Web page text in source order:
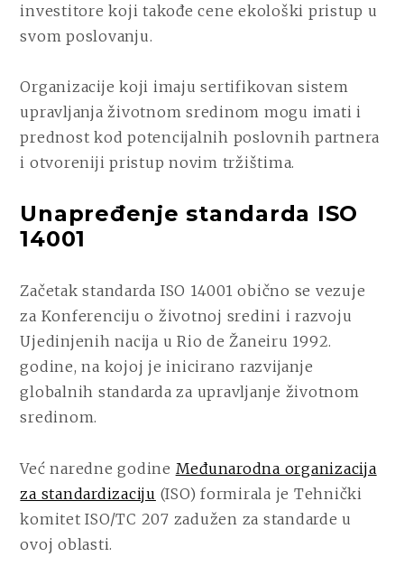
investitore koji takođe cene ekološki pristup u
svom poslovanju.
Organizacije koji imaju sertifikovan sistem
upravljanja životnom sredinom mogu imati i
prednost kod potencijalnih poslovnih partnera
i otvoreniji pristup novim tržištima.
Unapređenje standarda ISO
14001
Začetak standarda ISO 14001 obično se vezuje
za Konferenciju o životnoj sredini i razvoju
Ujedinjenih nacija u Rio de Žaneiru 1992.
godine, na kojoj je inicirano razvijanje
globalnih standarda za upravljanje životnom
sredinom.
Već naredne godine Međunarodna organizacija
za standardizaciju (ISO) formirala je Tehnički
komitet ISO/TC 207 zadužen za standarde u
ovoj oblasti.